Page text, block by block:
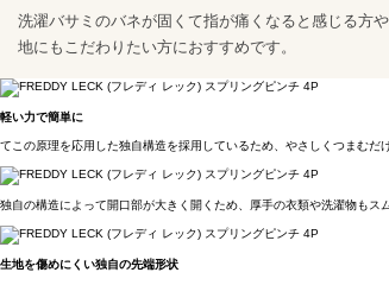
洗濯バサミのバネが固くて指が痛くなると感じる方
地にもこだわりたい方におすすめです。
軽い力で簡単に
てこの原理を応用した独自構造を採用しているため、やさしくつまむ
独自の構造によって開口部が大きく開くため、厚手の衣類や洗濯物も
生地を傷めにくい独自の先端形状